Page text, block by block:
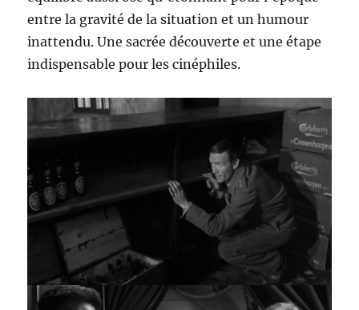
entre la gravité de la situation et un humour
inattendu. Une sacrée découverte et une étape
indispensable pour les cinéphiles.